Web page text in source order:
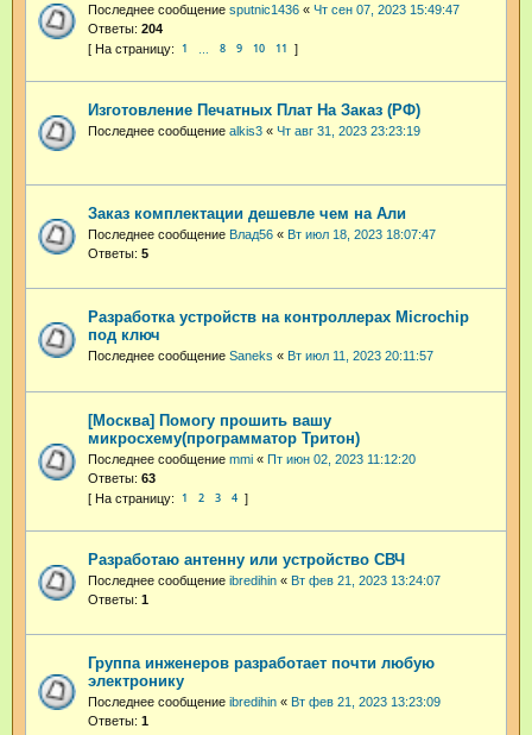
Последнее сообщение sputnic1436 « Чт сен 07, 2023 15:49:47
Ответы: 204
1 8 9 10 11
Изготовление Печатных Плат На Заказ (РФ)
Последнее сообщение alkis3 « Чт авг 31, 2023 23:23:19
Заказ комплектации дешевле чем на Али
Последнее сообщение Влад56 « Вт июл 18, 2023 18:07:47
Ответы: 5
Разработка устройств на контроллерах Microchip
под ключ
Последнее сообщение Saneks « Вт июл 11, 2023 20:11:57
[Москва] Помогу прошить вашу
микросхему(программатор Тритон)
Последнее сообщение mmi « Пт июн 02, 2023 11:12:20
Ответы: 63
1 2 3 4
Разработаю антенну или устройство СВЧ
Последнее сообщение ibredihin « Вт фев 21, 2023 13:24:07
Ответы: 1
Группа инженеров разработает почти любую
электронику
Последнее сообщение ibredihin « Вт фев 21, 2023 13:23:09
Ответы: 1